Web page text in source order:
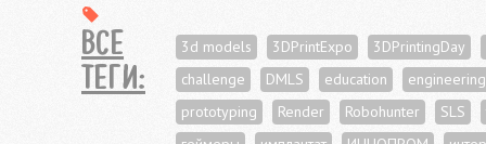
ВСЕ
ТЕГИ:
3d models 3DPrintExpo
3DPrintingDay
challenge
DMLS education
engineering
prototyping
Render Robohunter
SLS